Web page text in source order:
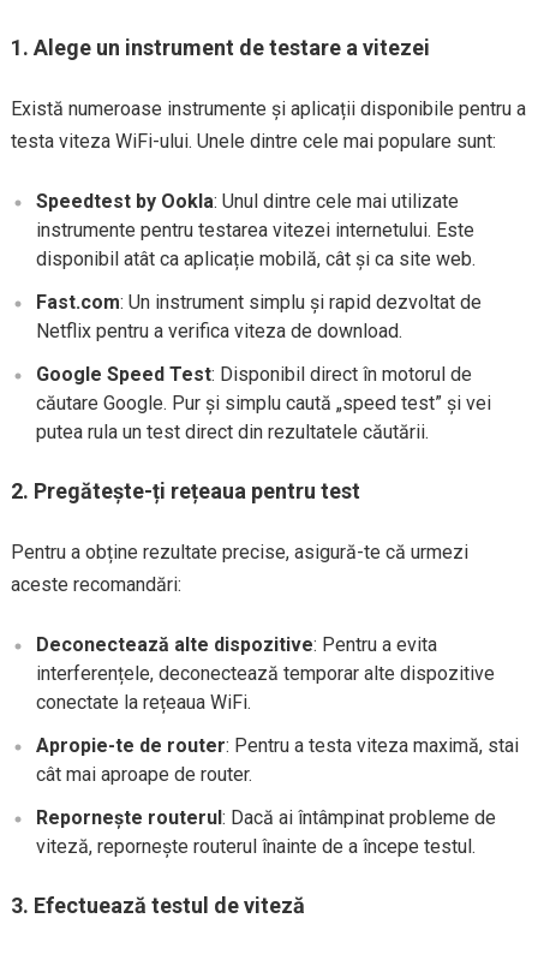
1. Alege un instrument de testare a vitezei
Există numeroase instrumente și aplicații disponibile pentru a
testa viteza WiFi-ului. Unele dintre cele mai populare sunt:
Speedtest by Ookla: Unul dintre cele mai utilizate
instrumente pentru testarea vitezei internetului. Este
disponibil atât ca aplicație mobilă, cât și ca site web.
Fast.com: Un instrument simplu și rapid dezvoltat de
Netflix pentru a verifica viteza de download.
Google Speed Test: Disponibil direct în motorul de
căutare Google. Pur și simplu caută „speed test” și vei
putea rula un test direct din rezultatele căutării.
2. Pregătește-ți rețeaua pentru test
Pentru a obține rezultate precise, asigură-te că urmezi
aceste recomandări:
Deconectează alte dispozitive: Pentru a evita
interferențele, deconectează temporar alte dispozitive
conectate la rețeaua WiFi.
Apropie-te de router: Pentru a testa viteza maximă, stai
cât mai aproape de router.
Repornește routerul: Dacă ai întâmpinat probleme de
viteză, repornește routerul înainte de a începe testul.
3. Efectuează testul de viteză